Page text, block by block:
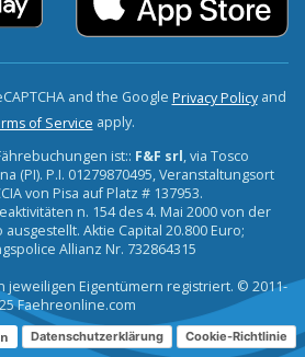
and the Google Privacy Policyand
of Service apply.
ist:: F&F srl, via Tosco
(PI). P.I. 01279870495, Veranstaltungsort
von Pisa auf Platz # 137953.
n. 154 des 4. Mai 2000 von der
Aktie Capital 20.800 Euro;
Allianz Nr. 732864315
jeweiligen Eigentümern registriert. © 2011-
Faehreonline.com
Datenschutzerklärung Cookie-Richtlinie